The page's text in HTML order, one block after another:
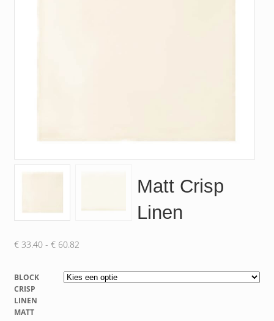
Matt Crisp
Linen
€33.40 - €60.82Prijsklasse:
tot
€ 60.82
BLOCK
CRISP
LINEN
MATT